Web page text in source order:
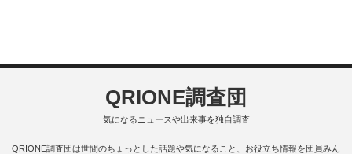
QRIONE調査団
気になるニュースや出来事を独自調査
QRIONE調査団は世間のちょっとした話題や気になること、お役立ち情報を団員みん